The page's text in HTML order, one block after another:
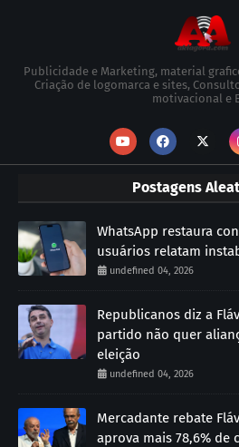
Publicidade e Marketing, material
Criação de logomarca e sites,
motivacional e
Postagens
WhatsApp restaura
usuários relatam
undefined 04, 2026
Republicanos diz a
partido não quer
eleição
undefined 04, 2026
Mercadante rebate
aprova mais 78,6% de